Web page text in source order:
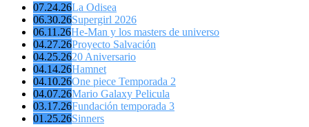
07.24.26La Odisea
06.30.26Supergirl 2026
06.11.26He-Man y los masters de universo
04.27.26Proyecto Salvación
04.25.2620 Aniversario
04.14.26Hamnet
04.10.26One piece Temporada 2
04.07.26Mario Galaxy Pelicula
03.17.26Fundación temporada 3
01.25.26Sinners